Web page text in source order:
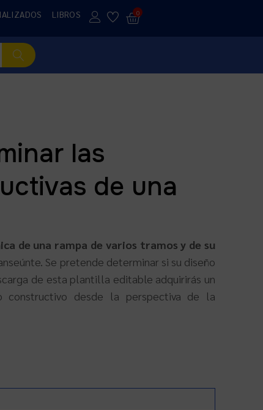
LIBROS 0
las
de una
de una rampa de varios tramos y de su
Se pretende determinar si su diseño
de esta plantilla editable adquirirás un
desde la perspectiva de la